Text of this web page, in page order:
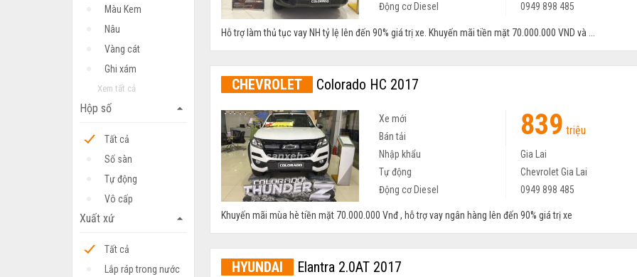
Màu Kem
Nâu
Vàng cát
Ghi xám
Xem tất cả
arrow_drop_up
Hộp số
Tất cả
Số sàn
Tự động
Vô cấp
arrow_drop_up
Xuất xứ
Tất cả
Lắp ráp trong nước
Động cơ Diesel
0949 898 485
Hỗ trợ làm thủ tục vay NH tỷ lệ lên đến 90% giá trị xe. Khuyến mãi tiền mặt 70.000.000 VND và ...
CHEVROLET Colorado HC 2017
Xe mới 839 triệu
Bán tải
Nhập khẩu
Gia Lai
Tự động
Chevrolet Gia Lai
Động cơ Diesel
0949 898 485
Khuyến mãi mùa hè tiền mặt 70.000.000 Vnđ , hỗ trợ vay ngân hàng lên đến 90% giá trị xe
HYUNDAI Elantra 2.0AT 2017